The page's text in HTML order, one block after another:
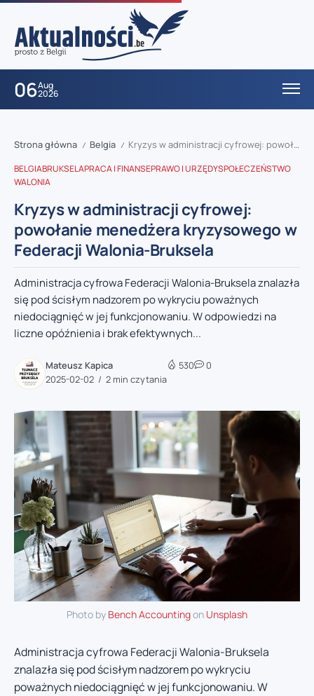
06Aug
2026
Strona główna / Belgia / Kryzys w administracji cyfrowej: powołanie menedżera kryzysowego w Federacji Walonia-Bruksela
BELGIABRUKSELAPRACA I FINANSEPRAWO I URZĘDYSPOŁECZEŃSTWO
WALONIA
Kryzys w administracji cyfrowej:
powołanie menedżera kryzysowego w
Federacji Walonia-Bruksela
Administracja cyfrowa Federacji Walonia-Bruksela znalazła
się pod ścisłym nadzorem po wykryciu poważnych
niedociągnięć w jej funkcjonowaniu. W odpowiedzi na
liczne opóźnienia i brak efektywnych...
Mateusz Kapica
2025-02-02
2 min czytania
530 0
Photo by Bench Accountingon Unsplash
Administracja cyfrowa Federacji Walonia-Bruksela
znalazła się pod ścisłym nadzorem po wykryciu
poważnych niedociągnięć w jej funkcjonowaniu. W